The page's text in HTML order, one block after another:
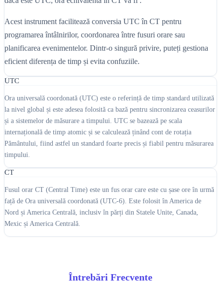
Acest instrument facilitează conversia UTC în CT pentru
programarea întâlnirilor, coordonarea între fusuri orare sau
planificarea evenimentelor. Dintr-o singură privire, puteți gestiona
eficient diferența de timp și evita confuziile.
UTC
Ora universală coordonată (UTC) este o referință de timp standard utilizată
la nivel global și este adesea folosită ca bază pentru sincronizarea ceasurilor
și a sistemelor de măsurare a timpului. UTC se bazează pe scala
internațională de timp atomic și se calculează ținând cont de rotația
Pământului, fiind astfel un standard foarte precis și fiabil pentru măsurarea
timpului.
CT
Fusul orar CT (Central Time) este un fus orar care este cu șase ore în urmă
față de Ora universală coordonată (UTC-6). Este folosit în America de
Nord și America Centrală, inclusiv în părți din Statele Unite, Canada,
Mexic și America Centrală.
Întrebări Frecvente